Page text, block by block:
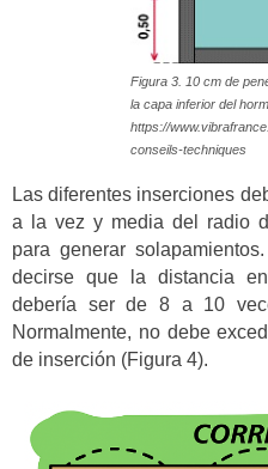
Figura 3. 10 cm de
la capa inferior del
https://
conseils-techniques
Las diferentes inserciones
a la vez y media del radio
para generar
decirse que la distancia
debería ser de 8 a 10
Normalmente, no debe
de inserción (Figura 4).